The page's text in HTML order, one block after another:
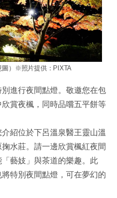
圖）※照片提供：PIXTA
進行夜間點燈。敬邀您在包
賞夜楓，同時品嚐五平餅等
紹位於下呂溫泉醫王靈山溫
水莊。請一邊欣賞楓紅夜間
藝妓」與茶道的樂趣。此
特別夜間點燈，可在夢幻的